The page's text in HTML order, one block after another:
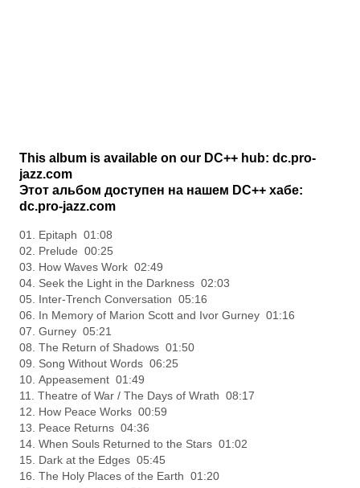
This album is available on our DC++ hub: dc.pro-
jazz.com
Этот альбом доступен на нашем DC++ хабе:
dc.pro-jazz.com
01. Epitaph 01:08
02. Prelude 00:25
03. How Waves Work 02:49
04. Seek the Light in the Darkness 02:03
05. Inter-Trench Conversation 05:16
06. In Memory of Marion Scott and Ivor Gurney 01:16
07. Gurney 05:21
08. The Return of Shadows 01:50
09. Song Without Words 06:25
10. Appeasement 01:49
11. Theatre of War / The Days of Wrath 08:17
12. How Peace Works 00:59
13. Peace Returns 04:36
14. When Souls Returned to the Stars 01:02
15. Dark at the Edges 05:45
16. The Holy Places of the Earth 01:20